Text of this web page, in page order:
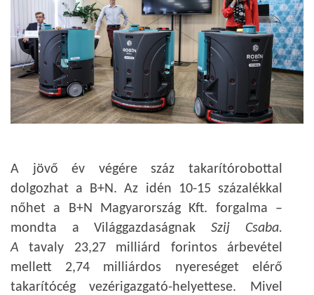
A jövő év végére száz takarítórobottal
dolgozhat a B+N. Az idén 10-15 százalékkal
nőhet a B+N Magyarország Kft. forgalma –
mondta a VilággazdaságnakSzij Csaba.
A tavaly 23,27 milliárd forintos árbevétel
mellett 2,74 milliárdos nyereséget elérő
takarítócég vezérigazgató-helyettese. Mivel